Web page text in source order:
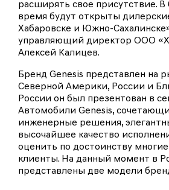
расширять свое присутствие.
время будут открыты
Хабаровске и Южно-
управляющий директор ООО
Алексей Калицев.
Бренд Genesis представлен на
Северной Америки, России и
России он был презентован в
Автомобили Genesis,
инженерные решения,
высочайшее качество
оценить по достоинству
клиенты. На данный момент в
представлены две модели